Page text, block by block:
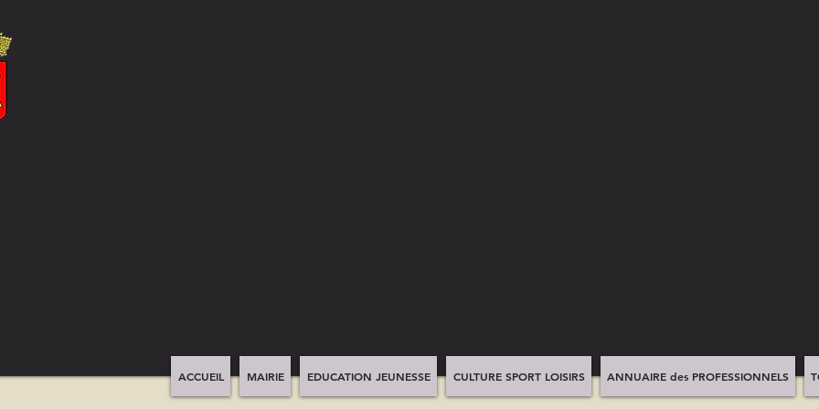
ACCUEIL MAIRIE EDUCATION JEUNESSE CULTURE SPORT LOISIRS ANNUAIRE des PROFESSIONNELS